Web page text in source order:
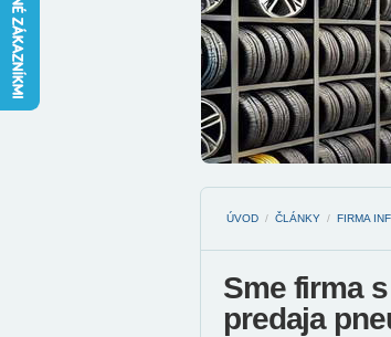
ÚVOD / ČLÁNKY / FIRMA
Sme firma
predaja